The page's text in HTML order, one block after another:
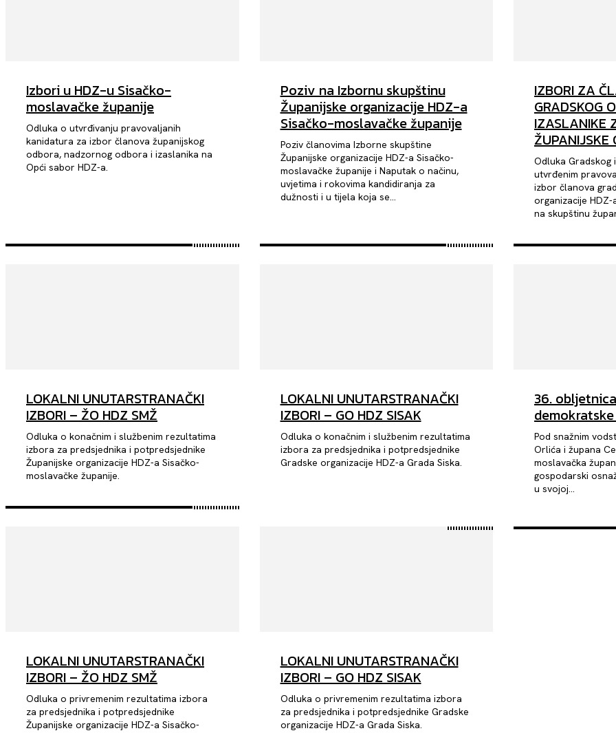
Izbori u HDZ-u Sisačko-
moslavačke županije
Odluka o utvrđivanju pravovaljanih
kanidatura za izbor članova županijskog
odbora, nadzornog odbora i izaslanika na
Poziv na Izbornu skupštinu
Županijske organizacije HDZ-a
Sisačko-moslavačke županije
Poziv članovima Izborne skupštine
Županijske organizacije HDZ-a Sisačko-
moslavačke županije i Naputak o načinu,
uvjetima i rokovima kandidiranja za
dužnosti i u tijela koja se...
IZBORI ZA
GRADSKOG
IZASLANIKE
ŽUPANIJSKE
Odluka
utvrđenim
izbor članova
organizacije HDZ-
na skupštinu
LOKALNI UNUTARSTRANAČKI
IZBORI – ŽO HDZ SMŽ
Odluka o konačnim i službenim rezultatima
izbora za predsjednika i potpredsjednike
Županijske organizacije HDZ-a Sisačko-
moslavačke županije.
LOKALNI UNUTARSTRANAČKI
IZBORI – GO HDZ SISAK
Odluka o konačnim i službenim rezultatima
izbora za predsjednika i potpredsjednike
36.
Pod snažnim
Orlića i župana
moslavačka
gospodarski
u svojoj...
LOKALNI UNUTARSTRANAČKI
IZBORI – ŽO HDZ SMŽ
Odluka o privremenim rezultatima izbora
za predsjednika i potpredsjednike
Županijske organizacije HDZ-a Sisačko-
LOKALNI UNUTARSTRANAČKI
IZBORI – GO HDZ SISAK
Odluka o privremenim rezultatima izbora
za predsjednika i potpredsjednike Gradske